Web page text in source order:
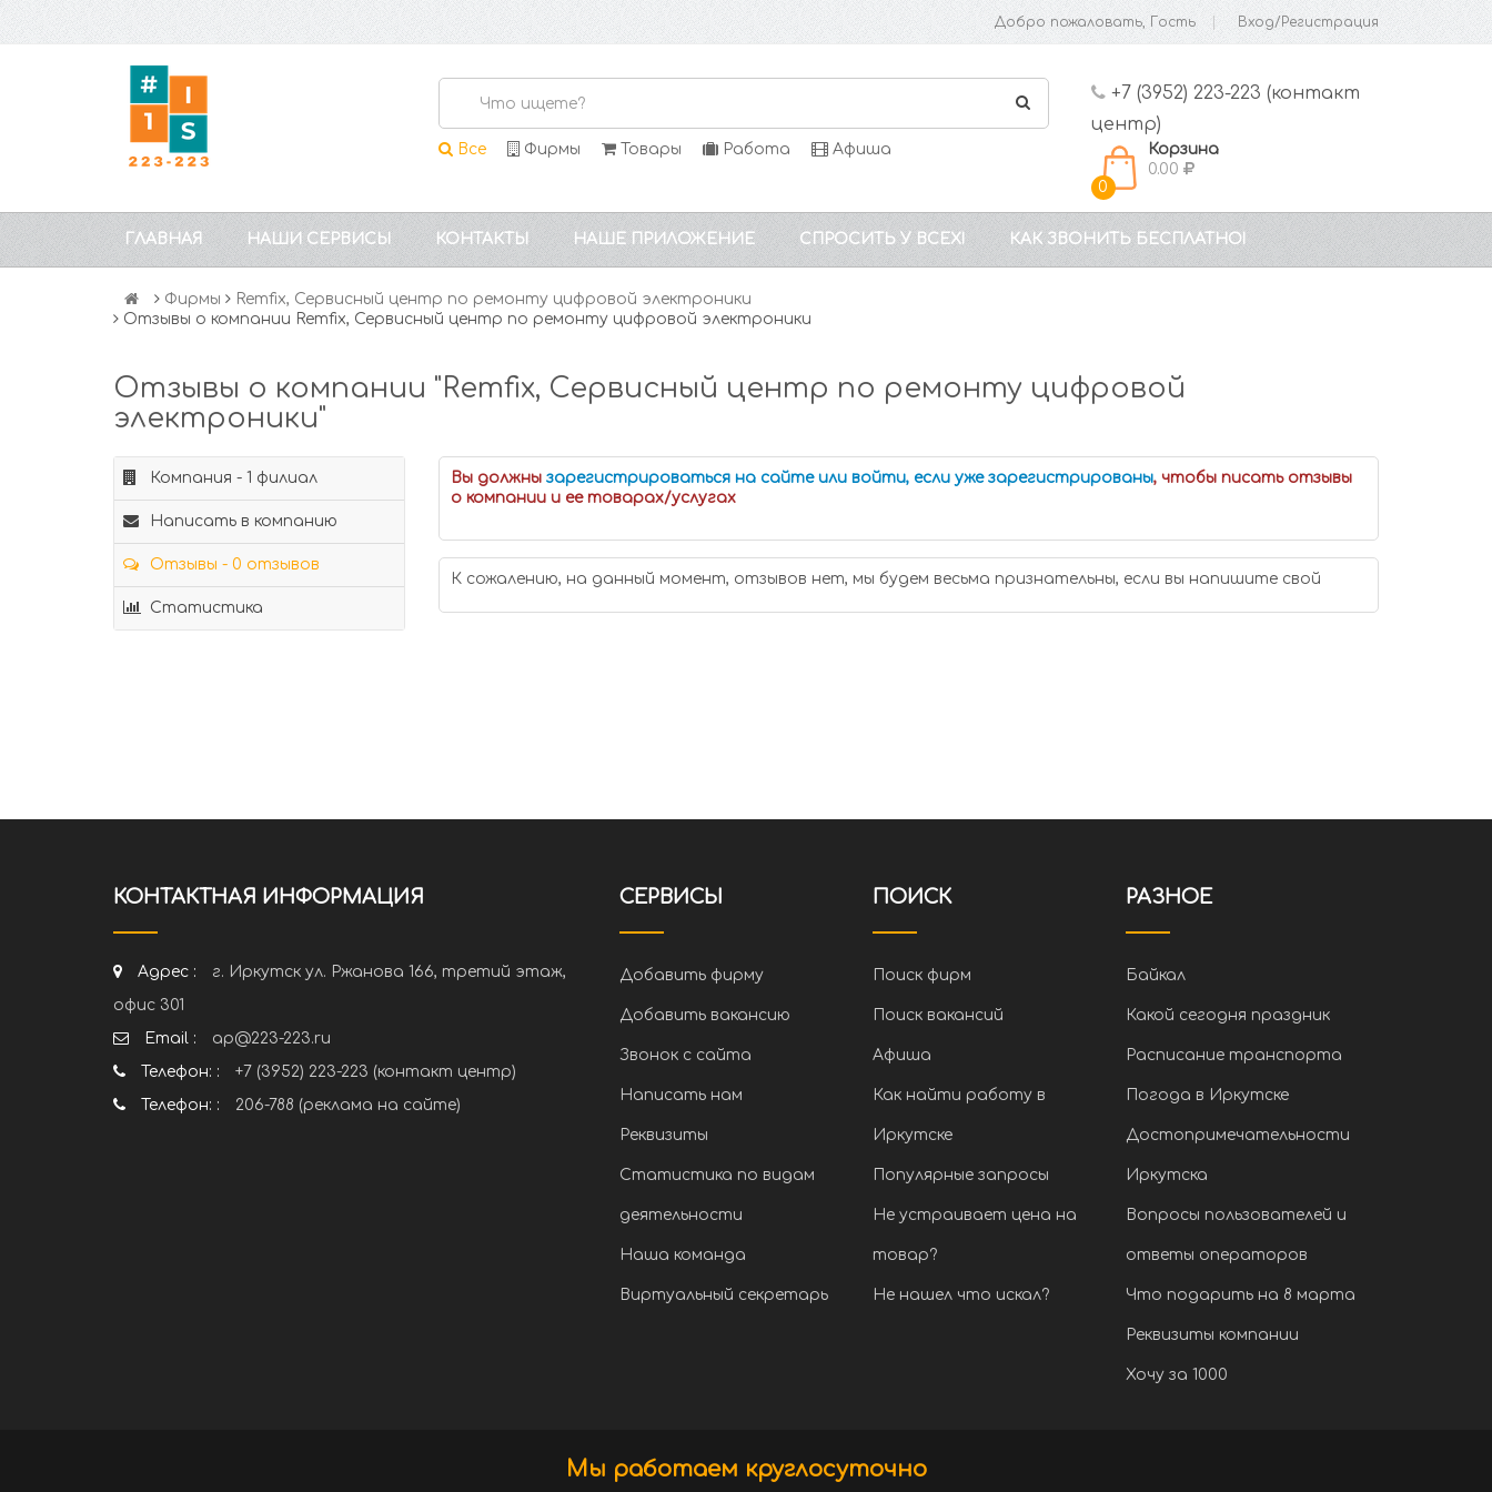
Добро пожаловать, Гость Вход/Регистрация
Все Фирмы Товары Работа Афиша
+7 (3952) 223-223 (контакт
центр)
0
Корзина
0.00
ГЛАВНАЯ НАШИ СЕРВИСЫ КОНТАКТЫ НАШЕ ПРИЛОЖЕНИЕ СПРОСИТЬ У ВСЕХ! КАК ЗВОНИТЬ БЕСПЛАТНО!
Фирмы
Remfix, Сервисный центр по ремонту цифровой электроники
Отзывы о компании Remfix, Сервисный центр по ремонту цифровой электроники
Отзывы о компании "Remfix, Сервисный центр по ремонту цифровой
электроники"
Компания - 1 филиал
Написать в компанию
Отзывы - 0 отзывов
Статистика
Вы должны зарегистрироваться на сайте или войти, если уже зарегистрированы, чтобы писать отзывы
о компании и ее товарах/услугах
К сожалению, на данный момент, отзывов нет, мы будем весьма признательны, если вы напишите свой
КОНТАКТНАЯ ИНФОРМАЦИЯ
Адрес :
г. Иркутск ул. Ржанова 166, третий этаж,
офис 301
Email :
ap@223-223.ru
Телефон: :
+7 (3952) 223-223 (контакт центр)
Телефон: :
206-788 (реклама на сайте)
СЕРВИСЫ
Добавить фирму
Добавить вакансию
Звонок с сайта
Написать нам
Реквизиты
Статистика по видам
деятельности
Наша команда
Виртуальный секретарь
ПОИСК
Поиск фирм
Поиск вакансий
Афиша
Как найти работу в
Иркутске
Популярные запросы
Не устраивает цена на
товар?
Не нашел что искал?
РАЗНОЕ
Байкал
Какой сегодня праздник
Расписание транспорта
Погода в Иркутске
Достопримечательности
Иркутска
Вопросы пользователей и
ответы операторов
Что подарить на 8 марта
Реквизиты компании
Хочу за 1000
Мы работаем круглосуточно